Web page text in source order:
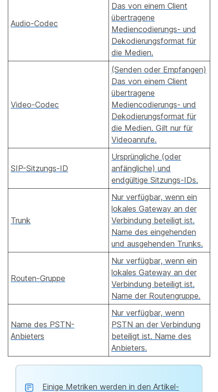
Audio-Codec
Das von einem Client
übertragene
Mediencodierungs- und
Dekodierungsformat für
die Medien.
Video-Codec
(Senden oder Empfangen)
Das von einem Client
übertragene
Mediencodierungs- und
Dekodierungsformat für
die Medien. Gilt nur für
Videoanrufe.
SIP-Sitzungs-ID
Ursprüngliche (oder
anfängliche) und
endgültige Sitzungs-IDs.
Trunk
Nur verfügbar, wenn ein
lokales Gateway an der
Verbindung beteiligt ist.
Name des eingehenden
und ausgehenden Trunks.
Routen-Gruppe
Nur verfügbar, wenn ein
lokales Gateway an der
Verbindung beteiligt ist.
Name der Routengruppe.
Name des PSTN-
Anbieters
Nur verfügbar, wenn
PSTN an der Verbindung
beteiligt ist. Name des
Anbieters.
Einige Metriken werden in den Artikel-